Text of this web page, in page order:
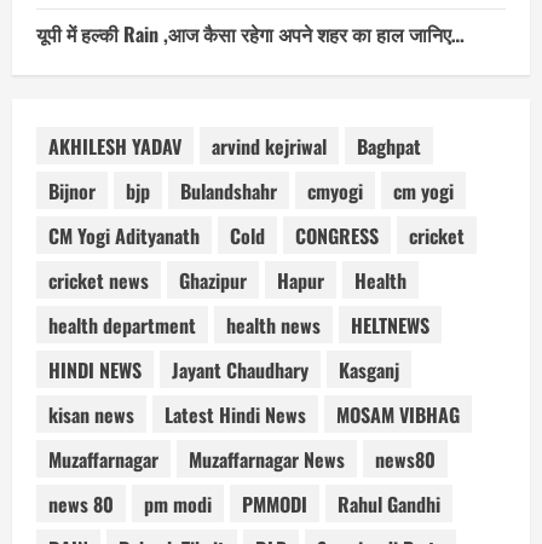
यूपी में हल्की Rain ,आज कैसा रहेगा अपने शहर का हाल जानिए…
AKHILESH YADAV arvind kejriwal
Baghpat
Bijnor
bjp Bulandshahr cmyogi
cm yogi
CM Yogi Adityanath
Cold CONGRESS
cricket
cricket news
Ghazipur Hapur
Health
health department
health news
HELTNEWS
HINDI NEWS
Jayant Chaudhary
Kasganj
kisan news
Latest Hindi News
MOSAM VIBHAG
Muzaffarnagar
Muzaffarnagar News
news80
news 80
pm modi PMMODI
Rahul Gandhi